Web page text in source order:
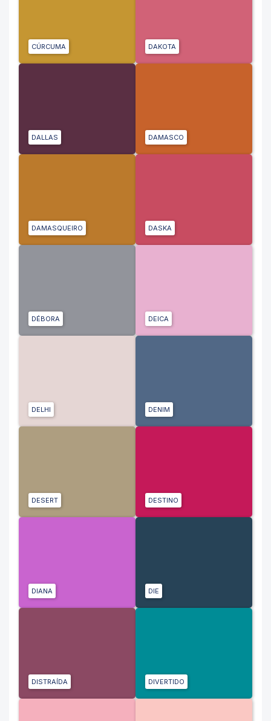
CÚRCUMA DAKOTA
DALLAS DAMASCO
DAMASQUEIRO DASKA
DÉBORA DEICA
DELHI DENIM
DESERT DESTINO
DIANA DIE
DISTRAÍDA DIVERTIDO